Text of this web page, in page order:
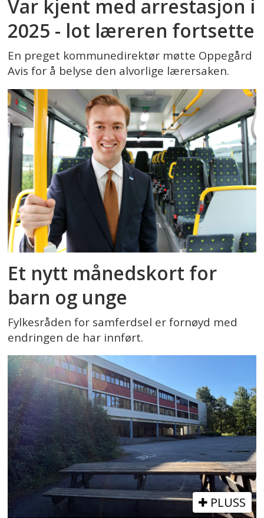
Var kjent med arrestasjon i
2025 - lot læreren fortsette
En preget kommunedirektør møtte Oppegård
Avis for å belyse den alvorlige lærersaken.
Et nytt månedskort for
barn og unge
Fylkesråden for samferdsel er fornøyd med
endringen de har innført.
PLUSS